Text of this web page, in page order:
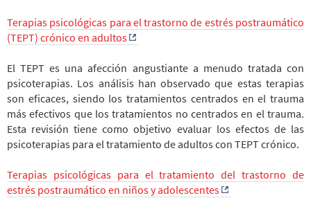
Terapias psicológicas para el trastorno de estrés postraumático
(TEPT) crónico en adultos
El TEPT es una afección angustiante a menudo tratada con
psicoterapias. Los análisis han observado que estas terapias
son eficaces, siendo los tratamientos centrados en el trauma
más efectivos que los tratamientos no centrados en el trauma.
Esta revisión tiene como objetivo evaluar los efectos de las
psicoterapias para el tratamiento de adultos con TEPT crónico.
Terapias psicológicas para el tratamiento del trastorno de
estrés postraumático en niños y adolescentes